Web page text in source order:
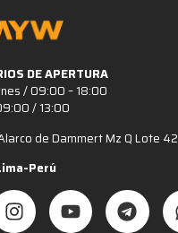
DE APERTURA
/ 09:00 – 18:00
/ 13:00
de Dammert Mz Q Lote 42
Perú